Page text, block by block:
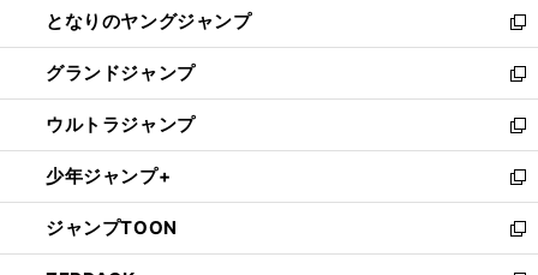
く
ド
ウ
で
開
く
ィ
ン
ド
ウ
で
開
く
い
ウ
ィ
ン
ド
ウ
で
開
く
となりのヤングジャンプ
新
し
い
ウ
ィ
ン
ド
ウ
で
開
グランドジャンプ
新
し
い
ウ
ィ
ン
ド
ウ
ウルトラジャンプ
新
し
い
ウ
ィ
ン
少年ジャンプ+
新
し
い
ウ
ジャンプTOON
新
し